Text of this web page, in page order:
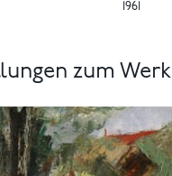
1961
zum Werk